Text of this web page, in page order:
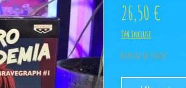
26,50 €
TVA Incluse
Rupture de stock!